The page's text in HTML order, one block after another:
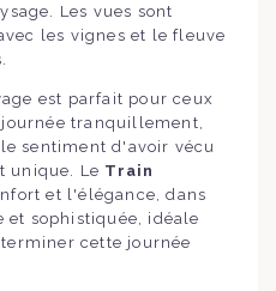
Les vues sont
les vignes et le fleuve
est parfait pour ceux
tranquillement,
sentiment d'avoir vécu
unique. Le Train
et l'élégance, dans
et sophistiquée, idéale
cette journée